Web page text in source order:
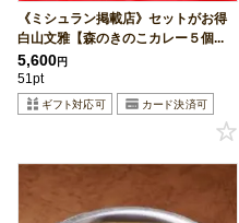
《ミシュラン掲載店》セットがお得
白山文雅【森のきのこカレー５個...
5,600円
51pt